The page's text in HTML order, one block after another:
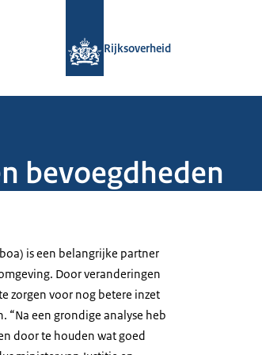
Rijksoverheid
bevoegdheden
is een belangrijke partner
Door veranderingen
zorgen voor nog betere inzet
een grondige analyse heb
door te houden wat goed